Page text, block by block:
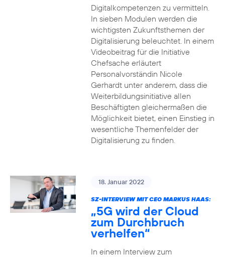
Digitalkompetenzen zu vermitteln.
In sieben Modulen werden die
wichtigsten Zukunftsthemen der
Digitalisierung beleuchtet. In einem
Videobeitrag für die Initiative
Chefsache erläutert
Personalvorständin Nicole
Gerhardt unter anderem, dass die
Weiterbildungsinitiative allen
Beschäftigten gleichermaßen die
Möglichkeit bietet, einen Einstieg in
wesentliche Themenfelder der
Digitalisierung zu finden.
18. Januar 2022
SZ-INTERVIEW MIT CEO MARKUS HAAS:
„5G wird der Cloud
zum Durchbruch
verhelfen“
In einem Interview zum